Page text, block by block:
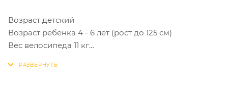
Возраст детский
Возраст ребенка 4 - 6 лет (рост до 125 см)
Вес велосипеда 11 кг